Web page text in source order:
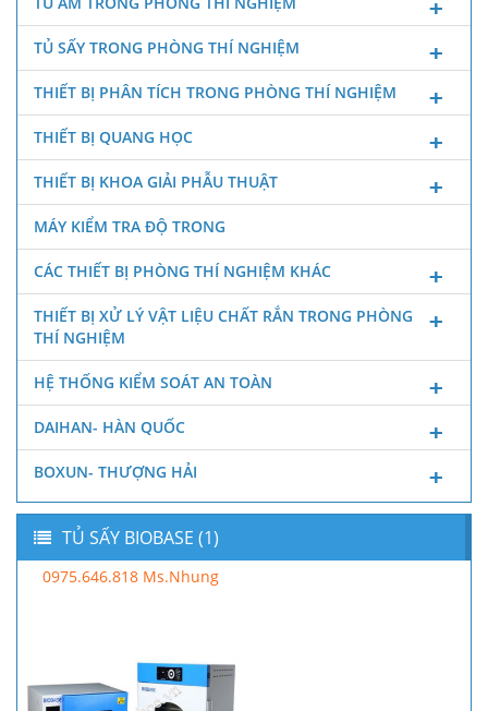
TỦ SẤY TRONG PHÒNG THÍ NGHIỆM
THIẾT BỊ PHÂN TÍCH TRONG PHÒNG THÍ NGHIỆM
THIẾT BỊ QUANG HỌC
THIẾT BỊ KHOA GIẢI PHẪU THUẬT
MÁY KIỂM TRA ĐỘ TRONG
CÁC THIẾT BỊ PHÒNG THÍ NGHIỆM KHÁC
THIẾT BỊ XỬ LÝ VẬT LIỆU CHẤT RẮN TRONG PHÒNG
THÍ NGHIỆM
HỆ THỐNG KIỂM SOÁT AN TOÀN
DAIHAN- HÀN QUỐC
BOXUN- THƯỢNG HẢI
TỦ SẤY BIOBASE (1)
0975.646.818 Ms.Nhung